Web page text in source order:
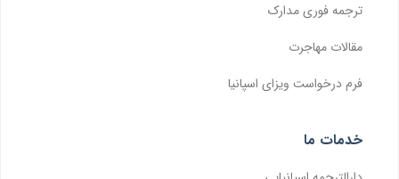
ترجمه فوری مدارک
مقالات مهاجرت
فرم درخواست ویزای اسپانیا
خدمات ما